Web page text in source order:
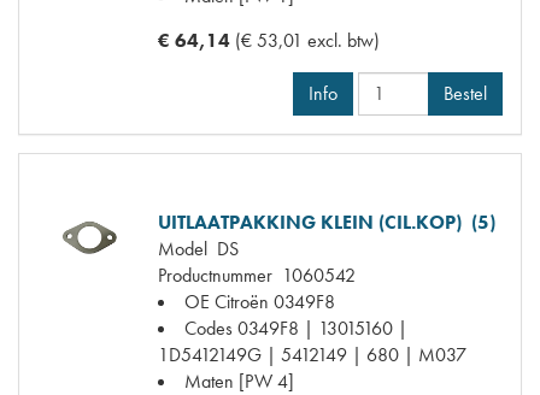
€ 64,14 (€ 53,01 excl. btw)
Info Bestel
UITLAATPAKKING KLEIN (CIL.KOP) (5)
Model DS
Productnummer 1060542
OE Citroën 0349F8
Codes0349F8 | 13015160 |
1D5412149G | 5412149 | 680 | M037
Maten [PW 4]